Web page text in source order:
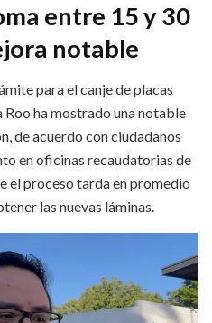
entre 15 y 30
notable
para el canje de placas
ha mostrado una notable
de acuerdo con ciudadanos
en oficinas recaudatorias de
el proceso tarda en promedio
las nuevas láminas.